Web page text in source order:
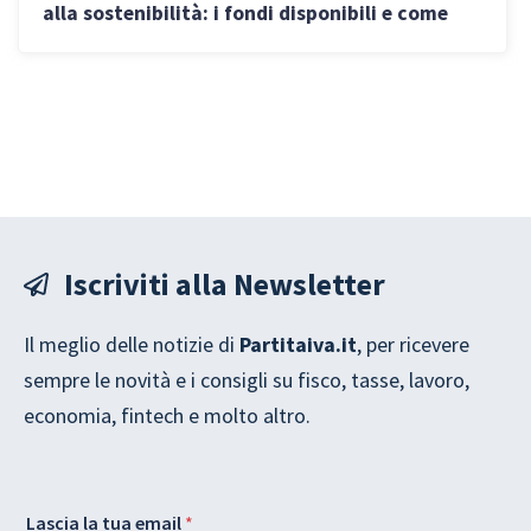
alla sostenibilità: i fondi disponibili e come
Iscriviti alla Newsletter
Il meglio delle notizie di Partitaiva.it, per ricevere
sempre le novità e i consigli su fisco, tasse, lavoro,
economia, fintech e molto altro.
Lascia la tua email *